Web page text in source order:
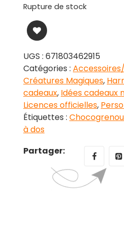
Rupture de stock
UGS : 671803462915
Catégories :
Créatures Magiques,
cadeaux, Idées cadeaux
Licences officielles,
Étiquettes :
à dos
Partager: